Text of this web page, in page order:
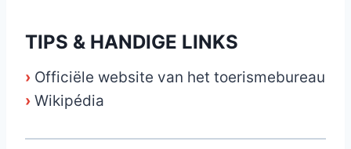
TIPS & HANDIGE LINKS
› Officiële website van het toerismebureau
› Wikipédia